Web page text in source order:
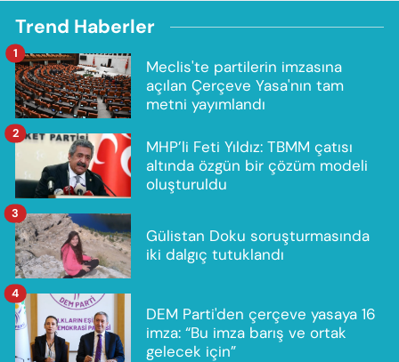
Trend Haberler
Meclis'te partilerin imzasına
açılan Çerçeve Yasa'nın tam
metni yayımlandı
1
MHP’li Feti Yıldız: TBMM çatısı
altında özgün bir çözüm modeli
oluşturuldu
2
Gülistan Doku soruşturmasında
iki dalgıç tutuklandı
3
DEM Parti'den çerçeve yasaya 16
imza: “Bu imza barış ve ortak
gelecek için”
4